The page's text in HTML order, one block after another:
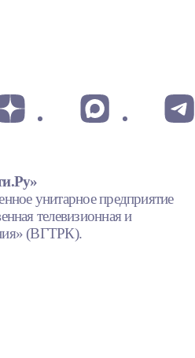
унитарное предприятие
телевизионная и
(ВГТРК).